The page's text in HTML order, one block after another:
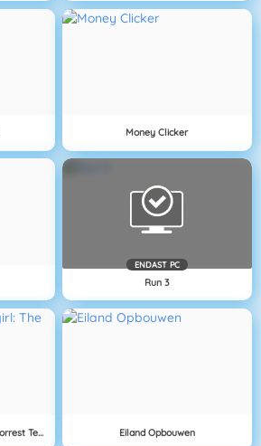
Money Clicker
ENDAST PC
Run 3
Fireboy And Watergirl: The Forrest Temple Eiland Opbouwen